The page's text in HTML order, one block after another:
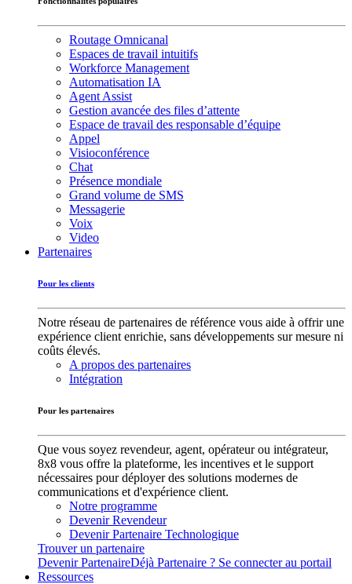
Routage Omnicanal
Espaces de travail intuitifs
Workforce Management
Automatisation IA
Agent Assist
Gestion avancée des files d’attente
Espace de travail des responsable d’équipe
Appel
Visioconférence
Chat
Présence mondiale
Grand volume de SMS
Messagerie
Voix
Video
Partenaires
Pour les clients
Notre réseau de partenaires de référence vous aide à offrir une
expérience client enrichie, sans développements sur mesure ni
coûts élevés.
A propos des partenaires
Intégration
Pour les partenaires
Que vous soyez revendeur, agent, opérateur ou intégrateur,
8x8 vous offre la plateforme, les incentives et le support
nécessaires pour déployer des solutions modernes de
communications et d'expérience client.
Notre programme
Devenir Revendeur
Devenir Partenaire Technologique
Trouver un partenaire
Devenir PartenaireDéjà Partenaire ? Se connecter au portail
Ressources